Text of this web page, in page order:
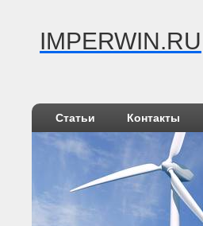
IMPERWIN.RU
Статьи Контакты